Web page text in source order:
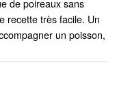
de poireaux sans
recette très facile. Un
un poisson,